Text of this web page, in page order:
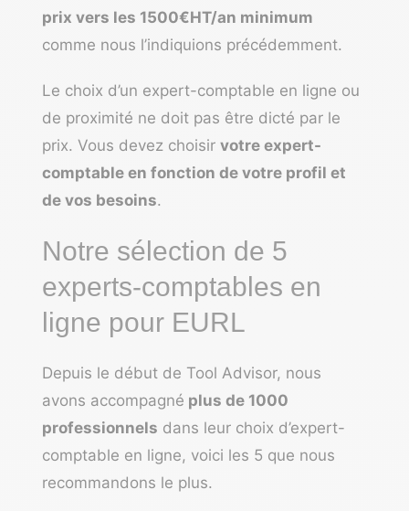
prix vers les 1500€HT/an minimum
comme nous l’indiquions précédemment.
Le choix d’un expert-comptable en ligne ou
de proximité ne doit pas être dicté par le
prix. Vous devez choisir votre expert-
comptable en fonction de votre profil et
de vos besoins.
Notre sélection de 5
experts-comptables en
ligne pour EURL
Depuis le début de Tool Advisor, nous
avons accompagné plus de 1000
professionnels dans leur choix d’expert-
comptable en ligne, voici les 5 que nous
recommandons le plus.